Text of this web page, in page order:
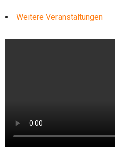
Weitere Veranstaltungen